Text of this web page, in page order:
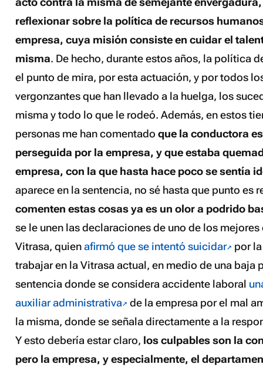
reflexionar sobre la política de recursos
empresa, cuya misión consiste en cuidar el
misma. De hecho, durante estos años, la política
el punto de mira, por esta actuación, y por todos
vergonzantes que han llevado a la huelga, los
misma y todo lo que le rodeó. Además, en estos
personas me han comentadoque la conductora
perseguida por la empresa, y que estaba
empresa, con la que hasta hace poco se sentía
aparece en la sentencia, no sé hasta que punto es
comenten estas cosas ya es un olor a podrido
se le unen las declaraciones de uno de los
Vitrasa, quienafirmó que se intentó suicidar
por
trabajar en la Vitrasa actual, en medio de una baja
sentencia donde se considera accidente laboral
auxiliar administrativa
de la empresa por el mal
la misma, donde se señala directamente a la
Y esto debería estar claro, los culpables son la
pero la empresa, y especialmente, el